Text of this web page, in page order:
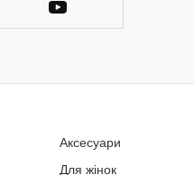
Аксесуари
Для жінок